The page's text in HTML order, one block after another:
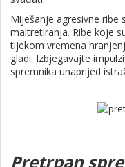
Miješanje agresivne ribe
maltretiranja. Ribe koje
tijekom vremena
gladi. Izbjegavajte
spremnika unaprijed
Pretrpan